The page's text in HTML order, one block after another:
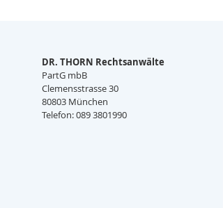
DR. THORN Rechtsanwälte
PartG mbB
Clemensstrasse 30
80803 München
Telefon: 089 3801990